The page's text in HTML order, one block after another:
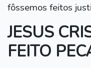
fôssemos feitos
JESUS
FEITO